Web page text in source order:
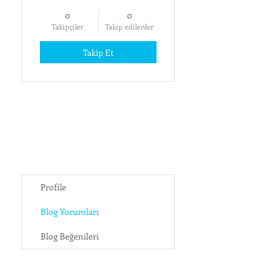
0
Takipçiler
0
Takip edilenler
Takip Et
Profile
Blog Yorumları
Blog Beğenileri